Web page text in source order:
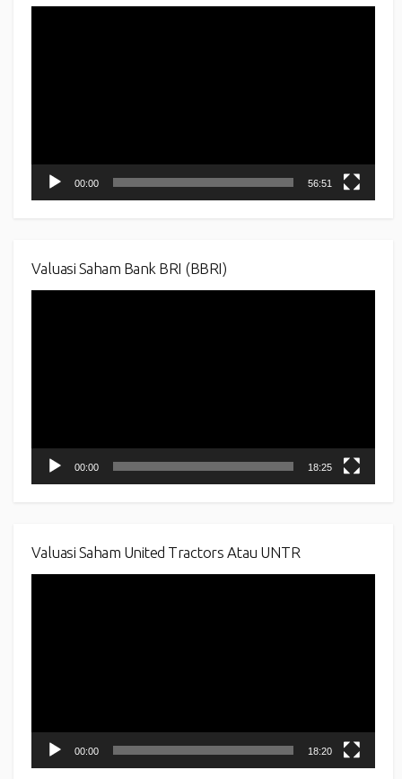
00:00 56:51
Valuasi Saham Bank BRI (BBRI)
00:00 18:25
Valuasi Saham United Tractors Atau UNTR
00:00 18:20